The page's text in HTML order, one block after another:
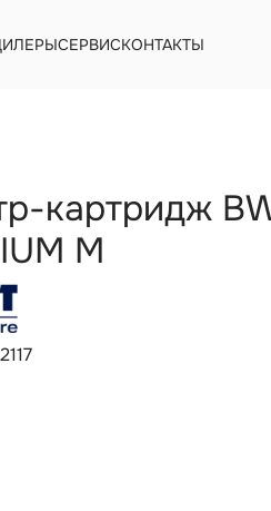
СЕРВИСКОНТАКТЫ
картридж
M